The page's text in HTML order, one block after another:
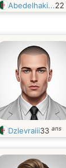
Abedelhaki...22
Dzlevraiii33 ans